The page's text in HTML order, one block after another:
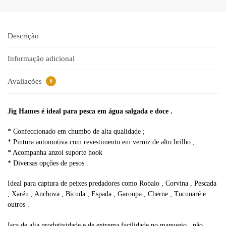
a
i
e
Descrição
Informação adicional
Avaliações 0
Jig Hames é ideal para pesca em água salgada e doce .
* Confeccionado em chumbo de alta qualidade ;
* Pintura automotiva com revestimento em verniz de alto brilho ;
* Acompanha anzol suporte hook
* Diversas opções de pesos .
Ideal para captura de peixes predadores como Robalo , Corvina , Pescada
, Xaréu , Anchova , Bicuda , Espada , Garoupa , Cherne , Tucunaré e
outros .